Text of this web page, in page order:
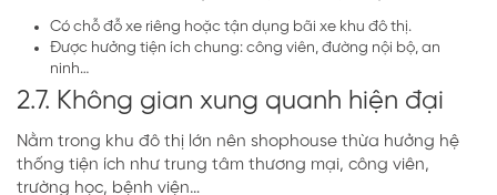
Có chỗ đỗ xe riêng hoặc tận dụng bãi xe khu đô thị.
Được hưởng tiện ích chung: công viên, đường nội bộ, an
ninh…
2.7. Không gian xung quanh hiện đại
Nằm trong khu đô thị lớn nên shophouse thừa hưởng hệ
thống tiện ích như trung tâm thương mại, công viên,
trường học, bệnh viện…